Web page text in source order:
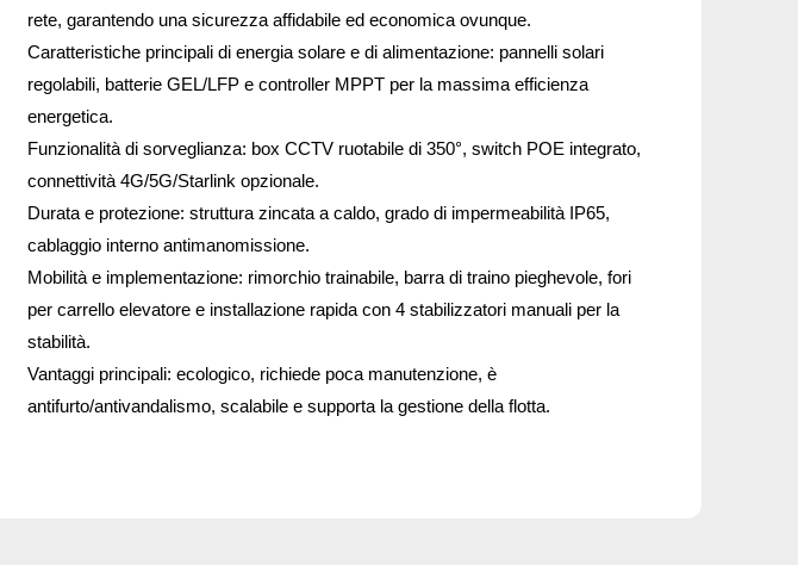
rete, garantendo una sicurezza affidabile ed economica ovunque.
Caratteristiche principali di energia solare e di alimentazione: pannelli solari
regolabili, batterie GEL/LFP e controller MPPT per la massima efficienza
energetica.
Funzionalità di sorveglianza: box CCTV ruotabile di 350°, switch POE integrato,
connettività 4G/5G/Starlink opzionale.
Durata e protezione: struttura zincata a caldo, grado di impermeabilità IP65,
cablaggio interno antimanomissione.
Mobilità e implementazione: rimorchio trainabile, barra di traino pieghevole, fori
per carrello elevatore e installazione rapida con 4 stabilizzatori manuali per la
stabilità.
Vantaggi principali: ecologico, richiede poca manutenzione, è
antifurto/antivandalismo, scalabile e supporta la gestione della flotta.